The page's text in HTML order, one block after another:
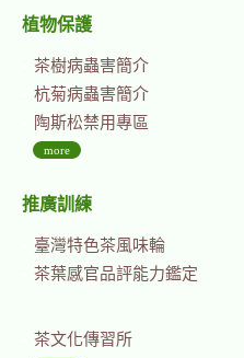
植物保護
茶樹病蟲害簡介
杭菊病蟲害簡介
陶斯松禁用專區
more
推廣訓練
臺灣特色茶風味輪
茶葉感官品評能力鑑定
茶文化傳習所